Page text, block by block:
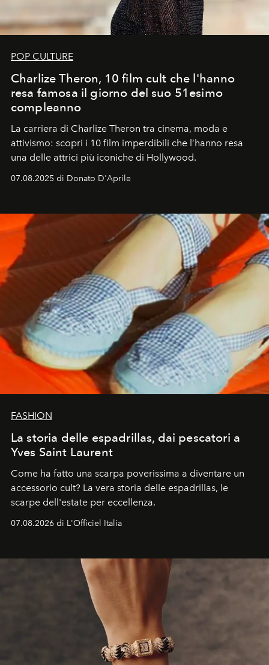
POP CULTURE
Charlize Theron, 10 film cult che l'hanno
resa famosa il giorno del suo 51esimo
compleanno
La carriera di Charlize Theron tra cinema, moda e
attivismo: scopri i 10 film imperdibili che l’hanno resa
una delle attrici più iconiche di Hollywood.
07.08.2025 di Donato D'Aprile
FASHION
La storia delle espadrillas, dai pescatori a
Yves Saint Laurent
Come ha fatto una scarpa poverissima a diventare un
accessorio cult? La vera storia delle espadrillas, le
scarpe dell'estate per eccellenza.
07.08.2026 di L'Officiel Italia